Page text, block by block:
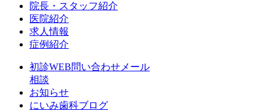
院長・スタッフ紹介
医院紹介
求人情報
症例紹介
初診WEB問い合わせメール
相談
お知らせ
にいみ歯科ブログ